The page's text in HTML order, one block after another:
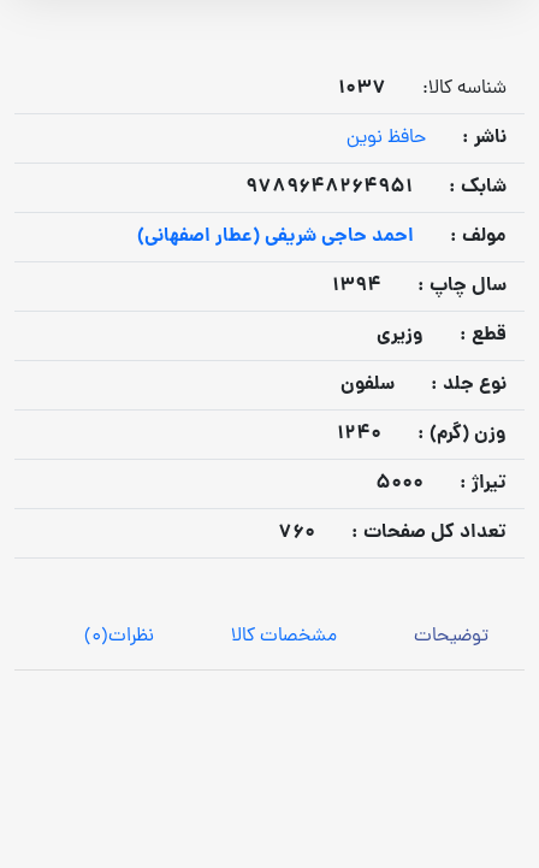
شناسه کالا:
1037
ناشر :
حافظ نوین
شابک :
9789648264951
مولف :
احمد حاجی شریفی (عطار اصفهانی)
سال چاپ :
1394
قطع :
وزیری
نوع جلد :
سلفون
وزن (گرم) :
1240
تيراژ :
5000
تعداد كل صفحات :
760
توضیحات مشخصات کالا نظرات(0)